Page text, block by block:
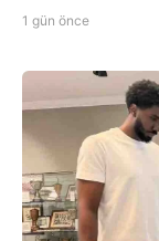
1 gün önce